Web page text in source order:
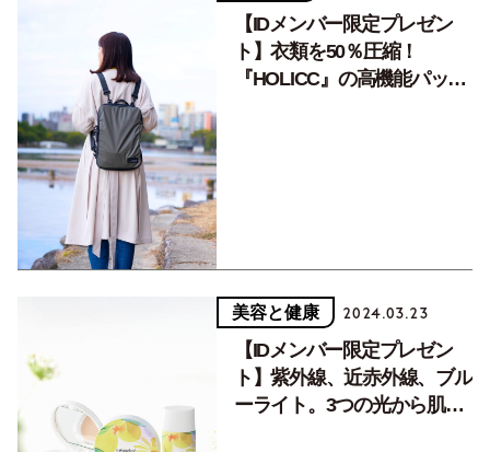
【IDメンバー限定プレゼン
ト】衣類を50％圧縮！
『HOLICC』の高機能パック
美容と健康 2024.03.23
【IDメンバー限定プレゼン
ト】紫外線、近赤外線、ブル
ーライト。3つの光から肌を